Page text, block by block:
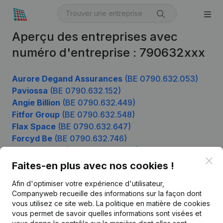
Aperçu des entreprises avec
numéro d'entreprise : 790632xxx
Aurore Degand Assurances (BE 0790.632.053)
Paviossa (BE 0790.632.152)
Angie Billion (BE 0790.632.449)
Fitfor Group (BE 0790.632.548)
Flax Space (BE 0790.632.647)
Forcyd Be (BE 0790.632.746)
Faites-en plus avec nos cookies !
Afin d'optimiser votre expérience d'utilisateur,
Companyweb recueille des informations sur la façon dont
vous utilisez ce site web. La politique en matière de cookies
vous permet de savoir quelles informations sont visées et
Produit
Informations d’entreprise